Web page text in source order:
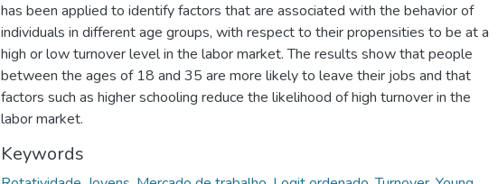
has been applied to identify factors that are associated with the behavior of
individuals in different age groups, with respect to their propensities to be at a
high or low turnover level in the labor market. The results show that people
between the ages of 18 and 35 are more likely to leave their jobs and that
factors such as higher schooling reduce the likelihood of high turnover in the
labor market.
Keywords